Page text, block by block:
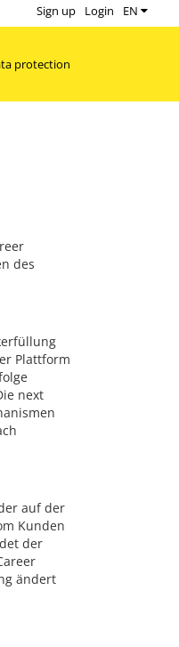
Sign up Login EN
protection
des
Plattform
next
auf der
Kunden
der
ändert